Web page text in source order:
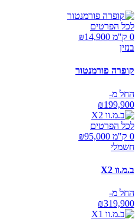
לכל הפרטים
0 ק"מ ₪
14,900
בנזין
קופרה פורמנטור
החל מ-
₪199,900
לכל הפרטים
0 ק"מ ₪
95,000
חשמלי
ב.מ.וו X2
החל מ-
₪319,900